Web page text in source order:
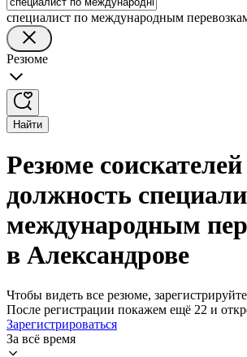
специалист по международным
Резюме
Найти
Резюме
должность
международным
в Александрове
Чтобы видеть все резюме,
После регистрации покажем ещё 22 и
Зарегистрироваться
За всё время